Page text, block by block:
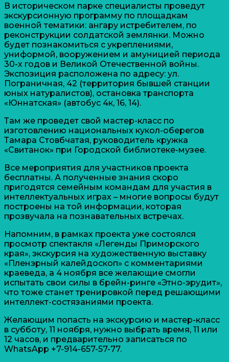
В историческом парке специалисты проведут
экскурсионную программу по площадкам
военной тематики: ангару истребителем, по
реконструкции солдатской землянки. Можно
будет познакомиться с укреплениями,
униформой, вооружением и амуницией периода
30-х годов и Великой Отечественной войны.
Экспозиция расположена по адресу: ул.
Пограничная, 42 (территория бывшей станции
юных натуралистов), остановка транспорта
«Юннатская» (автобус 4к, 16, 14).
Там же проведет свой мастер-класс по
изготовлению национальных кукол-оберегов
Тамара Стовбчатая, руководитель кружка
«Свитанок» при Городской библиотеке-музее.
Все мероприятия для участников проекта
бесплатны. А полученные знания скоро
пригодятся семейным командам для участия в
интеллектуальных играх – многие вопросы будут
построены на той информации, которая
прозвучала на познавательных встречах.
Напомним, в рамках проекта уже состоялся
просмотр спектакля «Легенды Приморского
края», экскурсия на художественную выставку
«Пленэрный калейдоскоп» с комментариями
краеведа, а 4 ноября все желающие смогли
испытать свои силы в брейн-ринге «Этно-эрудит»,
что тоже станет тренировкой перед решающими
интеллект-состязаниями проекта.
Желающим попасть на экскурсию и мастер-класс
в субботу, 11 ноября, нужно выбрать время, 11 или
12 часов, и предварительно записаться по
WhatsApp +7-914-657-57-77.